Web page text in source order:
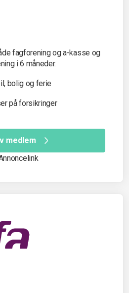
fagforening og a-kasse og
i 6 måneder.
bolig og ferie
på forsikringer
medlem